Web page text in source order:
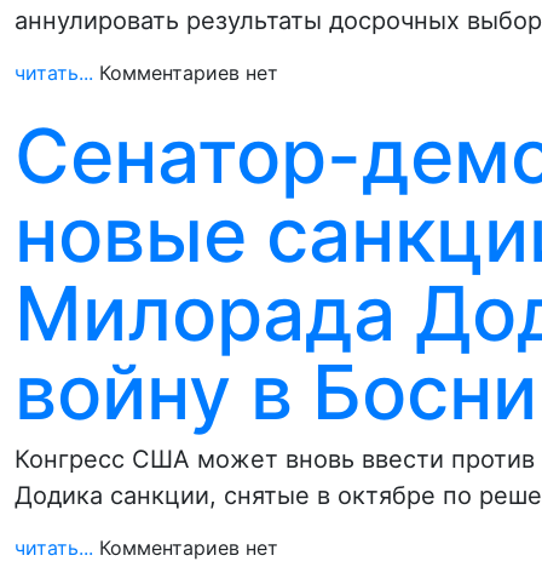
аннулировать результаты досрочных
читать... Комментариев нет
Сенатор-
новые
Милорада
войну в
Конгресс США может вновь ввести
Додика санкции, снятые в октябре по
читать... Комментариев нет